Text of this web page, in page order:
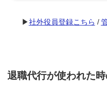
▶︎社外役員登録こちら /
退職代行が使われた